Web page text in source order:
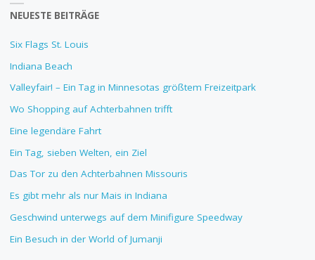
NEUESTE BEITRÄGE
Six Flags St. Louis
Indiana Beach
Valleyfair! – Ein Tag in Minnesotas größtem Freizeitpark
Wo Shopping auf Achterbahnen trifft
Eine legendäre Fahrt
Ein Tag, sieben Welten, ein Ziel
Das Tor zu den Achterbahnen Missouris
Es gibt mehr als nur Mais in Indiana
Geschwind unterwegs auf dem Minifigure Speedway
Ein Besuch in der World of Jumanji